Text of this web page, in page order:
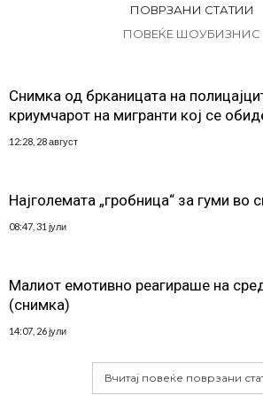
ПОВРЗАНИ СТАТИИ
ПОВЕЌЕ ШОУБИЗНИС
Снимка од брканицата на
криумчарот на мигранти кој се
12:28, 28 август
Најголемата „гробница“ за гуми во
08:47, 31 јули
Малиот емотивно реагираше на
(снимка)
14:07, 26 јули
Вчитај повеќе поврзани